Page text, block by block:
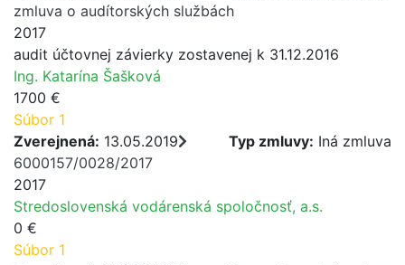
zmluva o audítorských službách
2017
audit účtovnej závierky zostavenej k 31.12.2016
Ing. Katarína Šašková
1700 €
Súbor 1
Zverejnená: 13.05.2019 Typ zmluvy: Iná zmluva
6000157/0028/2017
2017
Stredoslovenská vodárenská spoločnosť, a.s.
0 €
Súbor 1